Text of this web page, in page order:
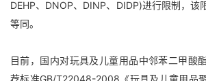
DEHP、DNOP、DINP、DIDP)进行限制，该
等同。
目前，国内对玩具及儿童用品中邻苯二甲酸
荐标准GB/T22048-2008《玩具及儿童用品